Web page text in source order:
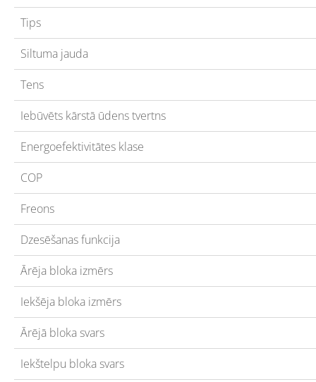
Tips
Siltuma jauda
Tens
Iebūvēts kārstā ūdens tvertns
Energoefektivitātes klase
COP
Freons
Dzesēšanas funkcija
Ārēja bloka izmērs
Iekšēja bloka izmērs
Ārējā bloka svars
Iekštelpu bloka svars